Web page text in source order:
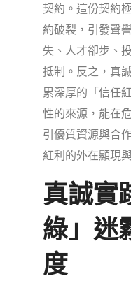
契約。這份契約
約破裂，引發聲
失、人才卻步、
抵制。反之，真
累深厚的「信任
性的來源，能在
引優質資源與合
紅利的外在顯現
真誠實
綠」迷
度